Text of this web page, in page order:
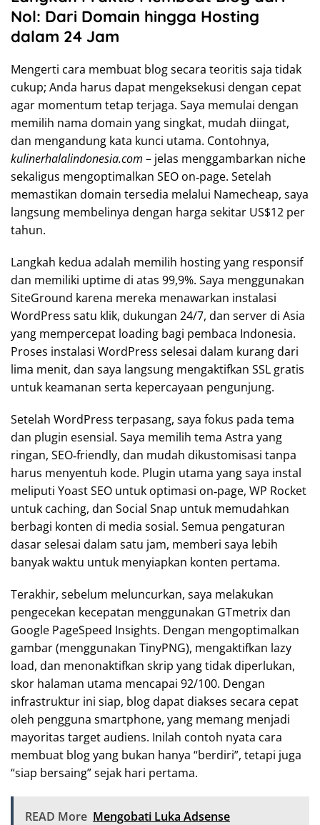
Nol: Dari Domain hingga Hosting
dalam 24 Jam
Mengerti cara membuat blog secara teoritis saja tidak
cukup; Anda harus dapat mengeksekusi dengan cepat
agar momentum tetap terjaga. Saya memulai dengan
memilih nama domain yang singkat, mudah diingat,
dan mengandung kata kunci utama. Contohnya,
kulinerhalalindonesia.com – jelas menggambarkan niche
sekaligus mengoptimalkan SEO on‑page. Setelah
memastikan domain tersedia melalui Namecheap, saya
langsung membelinya dengan harga sekitar US$12 per
tahun.
Langkah kedua adalah memilih hosting yang responsif
dan memiliki uptime di atas 99,9%. Saya menggunakan
SiteGround karena mereka menawarkan instalasi
WordPress satu klik, dukungan 24/7, dan server di Asia
yang mempercepat loading bagi pembaca Indonesia.
Proses instalasi WordPress selesai dalam kurang dari
lima menit, dan saya langsung mengaktifkan SSL gratis
untuk keamanan serta kepercayaan pengunjung.
Setelah WordPress terpasang, saya fokus pada tema
dan plugin esensial. Saya memilih tema Astra yang
ringan, SEO‑friendly, dan mudah dikustomisasi tanpa
harus menyentuh kode. Plugin utama yang saya instal
meliputi Yoast SEO untuk optimasi on‑page, WP Rocket
untuk caching, dan Social Snap untuk memudahkan
berbagi konten di media sosial. Semua pengaturan
dasar selesai dalam satu jam, memberi saya lebih
banyak waktu untuk menyiapkan konten pertama.
Terakhir, sebelum meluncurkan, saya melakukan
pengecekan kecepatan menggunakan GTmetrix dan
Google PageSpeed Insights. Dengan mengoptimalkan
gambar (menggunakan TinyPNG), mengaktifkan lazy
load, dan menonaktifkan skrip yang tidak diperlukan,
skor halaman utama mencapai 92/100. Dengan
infrastruktur ini siap, blog dapat diakses secara cepat
oleh pengguna smartphone, yang memang menjadi
mayoritas target audiens. Inilah contoh nyata cara
membuat blog yang bukan hanya “berdiri”, tetapi juga
“siap bersaing” sejak hari pertama.
READ More Mengobati Luka Adsense